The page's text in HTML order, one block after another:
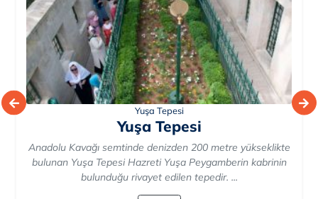
Rum Yetimhanesi
Rum Yetimhanesi
Avrupa’nın en büyük ahşap yapısı olan bina 1800’lü yıllarda
inşa edilmiştir. İçerisinde 200’den fazla oda bulunan bina
Sultan ...